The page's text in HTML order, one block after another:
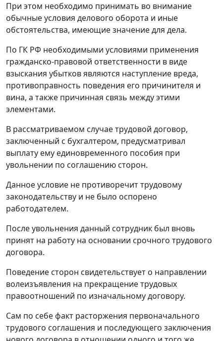
При этом необходимо принимать во внимание
обычные условия делового оборота и иные
обстоятельства, имеющие значение для дела.
По ГК РФ необходимыми условиями применения
гражданско-правовой ответственности в виде
взыскания убытков являются наступление вреда,
противоправность поведения его причинителя и
вина, а также причинная связь между этими
элементами.
В рассматриваемом случае трудовой договор,
заключенный с бухгалтером, предусматривал
выплату ему единовременного пособия при
увольнении по соглашению сторон.
Данное условие не противоречит трудовому
законодательству и не было оспорено
работодателем.
После увольнения данный сотрудник был вновь
принят на работу на основании срочного трудового
договора.
Поведение сторон свидетельствует о направлении
волеизъявления на прекращение трудовых
правоотношений по изначальному договору.
Сам по себе факт расторжения первоначального
трудового соглашения и последующего заключения